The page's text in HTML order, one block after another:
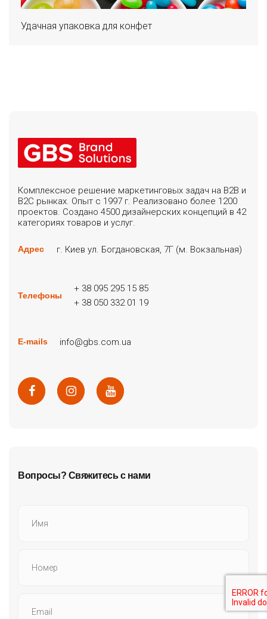
Удачная упаковка для конфет
Комплексное решение маркетинговых задач на B2B и
B2C рынках. Опыт с 1997 г. Реализовано более 1200
проектов. Создано 4500 дизайнерских концепций в 42
категориях товаров и услуг.
Адрес г. Киев ул. Богдановская, 7Г (м. Вокзальная)
Телефоны
+ 38 095 295 15 85
+ 38 050 332 01 19
E-mails info@gbs.com.ua
Вопросы? Свяжитесь с нами